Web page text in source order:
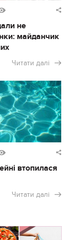
не
майданчик
Читати далі
втопилася
Читати далі